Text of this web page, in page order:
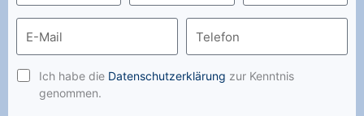
Ich habe die Datenschutzerklärung zur Kenntnis
genommen.